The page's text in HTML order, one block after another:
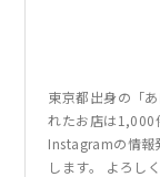
東京都出身の「
れたお店は1,000
Instagramの情報
します。 よろし